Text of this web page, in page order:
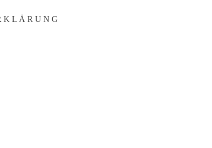
K L Ä R U N G